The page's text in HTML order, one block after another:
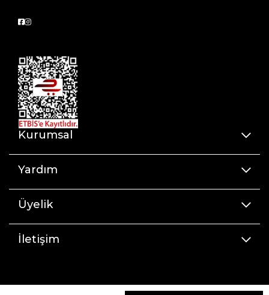
Kurumsal
Yardım
Üyelik
İletişim